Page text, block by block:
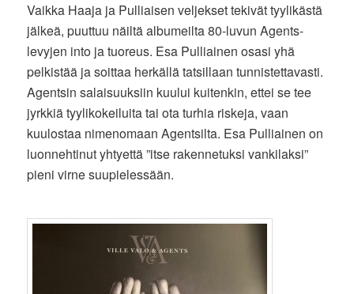
Vaikka Haaja ja Pulliaisen veljekset tekivät tyylikästä
jälkeä, puuttuu näiltä albumeilta 80-luvun Agents-
levyjen into ja tuoreus. Esa Pulliainen osasi yhä
pelkistää ja soittaa herkällä tatsillaan tunnistettavasti.
Agentsin salaisuuksiin kuului kuitenkin, ettei se tee
jyrkkiä tyylikokeiluita tai ota turhia riskeja, vaan
kuulostaa nimenomaan Agentsilta. Esa Pulliainen on
luonnehtinut yhtyettä ”itse rakennetuksi vankilaksi”
pieni virne suupielessään.